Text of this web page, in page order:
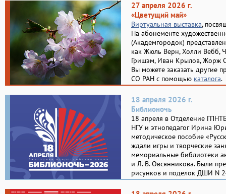
27 апреля 2026 г.
«Цветущий май»
Виртуальная выставка,
На абонементе
(Академгородок)
как Жюль Верн, Холли Вебб,
Гришэм, Иван Крылов, Жорж
Вы можете заказать другие
СО РАН с помощью каталога.
18 апреля 2026 г.
Библионочь
18 апреля в Отделение
НГУ и этнопедагог Ирина
методическое пособие
ждали игры и творческие
мемориальные библиотеки
и Л. В. Овсянникова. Были
рисунков и поделок ДШИ N